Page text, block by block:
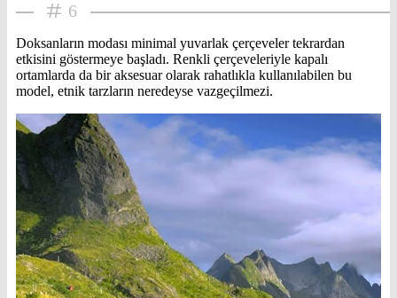
6
Doksanların modası minimal yuvarlak çerçeveler tekrardan
etkisini göstermeye başladı. Renkli çerçeveleriyle kapalı
ortamlarda da bir aksesuar olarak rahatlıkla kullanılabilen bu
model, etnik tarzların neredeyse vazgeçilmezi.